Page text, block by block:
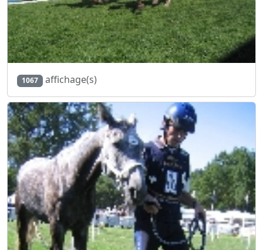
1067 affichage(s)